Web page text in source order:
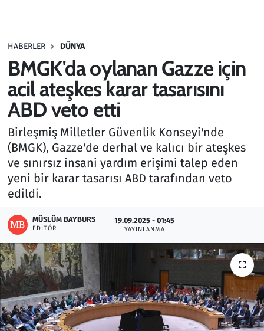
HABERLER DÜNYA
BMGK'da oylanan Gazze için
acil ateşkes karar tasarısını
ABD veto etti
Birleşmiş Milletler Güvenlik Konseyi'nde
(BMGK), Gazze'de derhal ve kalıcı bir ateşkes
ve sınırsız insani yardım erişimi talep eden
yeni bir karar tasarısı ABD tarafından veto
edildi.
MÜSLÜM BAYBURS
EDITÖR
19.09.2025 - 01:45
YAYINLANMA
Haber
Kültür Sanat
Kurumsal Haberler
Lezzet Durağı
Memur ve Kamu
Otomobil
Oyun
Ramazan
Resmi İlanlar
Rüya Tabirleri